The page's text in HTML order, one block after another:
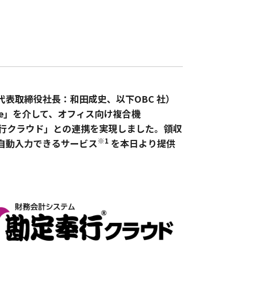
取締役社長：和田成史、以下OBC 社）
を介して、オフィス向け複合機
クラウド」との連携を実現しました。領収
動入力できるサービス※1 を本日より提供